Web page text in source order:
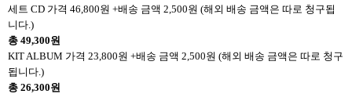
세트 CD 가격 46,800원 +배송 금액 2,500원 (해외 배송 금액은 따로 청구됩
니다.)
총 49,300원
KIT ALBUM 가격 23,800원 +배송 금액 2,500원 (해외 배송 금액은 따로 청구
됩니다.)
총 26,300원